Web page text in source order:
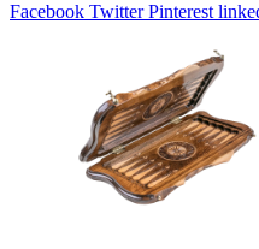
Facebook Twitter Pinterest